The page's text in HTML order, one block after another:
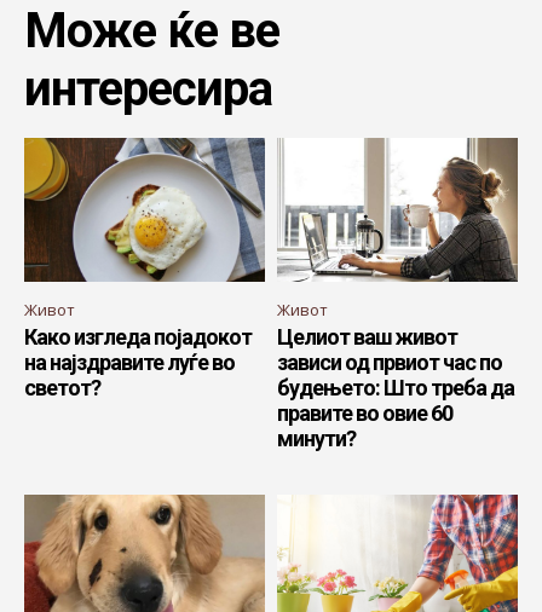
Може ќе ве
интересира
Живот
Како изгледа појадокот
на најздравите луѓе во
светот?
Живот
Целиот ваш живот
зависи од првиот час по
будењето: Што треба да
правите во овие 60
минути?